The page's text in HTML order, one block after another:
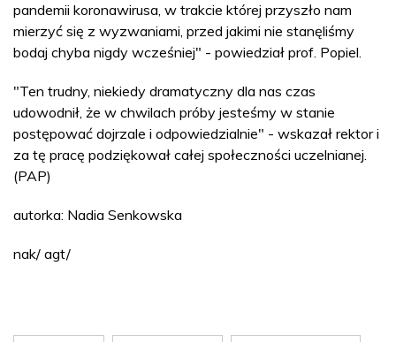
pandemii koronawirusa, w trakcie której przyszło nam
mierzyć się z wyzwaniami, przed jakimi nie stanęliśmy
bodaj chyba nigdy wcześniej" - powiedział prof. Popiel.
"Ten trudny, niekiedy dramatyczny dla nas czas
udowodnił, że w chwilach próby jesteśmy w stanie
postępować dojrzale i odpowiedzialnie" - wskazał rektor i
za tę pracę podziękował całej społeczności uczelnianej.
(PAP)
autorka: Nadia Senkowska
nak/ agt/